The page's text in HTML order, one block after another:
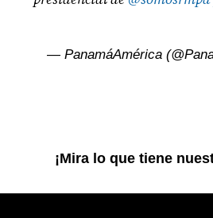
— PanamáAmérica
¡Mira lo que tiene